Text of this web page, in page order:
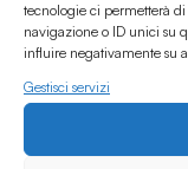
tecnologie ci permetterà
navigazione o ID unici su
influire negativamente su
Gestisci servizi
Via degli Orti 63,
IVA:
CF: 03691751204